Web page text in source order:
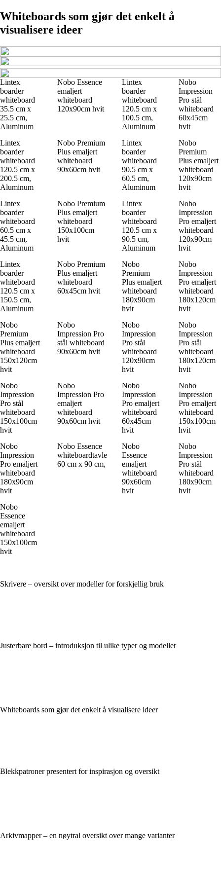
Whiteboards som gjør det enkelt å
visualisere ideer
Lintex
boarder
whiteboard
35.5 cm x
25.5 cm,
Aluminum
Nobo Essence
emaljert
whiteboard
120x90cm hvit
Lintex
boarder
whiteboard
120.5 cm x
100.5 cm,
Aluminum
Nobo
Impression
Pro stål
whiteboard
60x45cm
hvit
Lintex
boarder
whiteboard
120.5 cm x
200.5 cm,
Aluminum
Nobo Premium
Plus emaljert
whiteboard
90x60cm hvit
Lintex
boarder
whiteboard
90.5 cm x
60.5 cm,
Aluminum
Nobo
Premium
Plus emaljert
whiteboard
120x90cm
hvit
Lintex
boarder
whiteboard
60.5 cm x
45.5 cm,
Aluminum
Nobo Premium
Plus emaljert
whiteboard
150x100cm
hvit
Lintex
boarder
whiteboard
120.5 cm x
90.5 cm,
Aluminum
Nobo
Impression
Pro emaljert
whiteboard
120x90cm
hvit
Lintex
boarder
whiteboard
120.5 cm x
150.5 cm,
Aluminum
Nobo Premium
Plus emaljert
whiteboard
60x45cm hvit
Nobo
Premium
Plus emaljert
whiteboard
180x90cm
hvit
Nobo
Impression
Pro emaljert
whiteboard
180x120cm
hvit
Nobo
Premium
Plus emaljert
whiteboard
150x120cm
hvit
Nobo
Impression Pro
stål whiteboard
90x60cm hvit
Nobo
Impression
Pro stål
whiteboard
120x90cm
hvit
Nobo
Impression
Pro stål
whiteboard
180x120cm
hvit
Nobo
Impression
Pro stål
whiteboard
150x100cm
hvit
Nobo
Impression Pro
emaljert
whiteboard
90x60cm hvit
Nobo
Impression
Pro emaljert
whiteboard
60x45cm
hvit
Nobo
Impression
Pro emaljert
whiteboard
150x100cm
hvit
Nobo
Impression
Pro emaljert
whiteboard
180x90cm
hvit
Nobo Essence
whiteboardtavle
60 cm x 90 cm,
Nobo
Essence
emaljert
whiteboard
90x60cm
hvit
Nobo
Impression
Pro stål
whiteboard
180x90cm
hvit
Nobo
Essence
emaljert
whiteboard
150x100cm
hvit
Skrivere – oversikt over modeller for forskjellig bruk
Justerbare bord – introduksjon til ulike typer og modeller
Whiteboards som gjør det enkelt å visualisere ideer
Blekkpatroner presentert for inspirasjon og oversikt
Arkivmapper – en nøytral oversikt over mange varianter